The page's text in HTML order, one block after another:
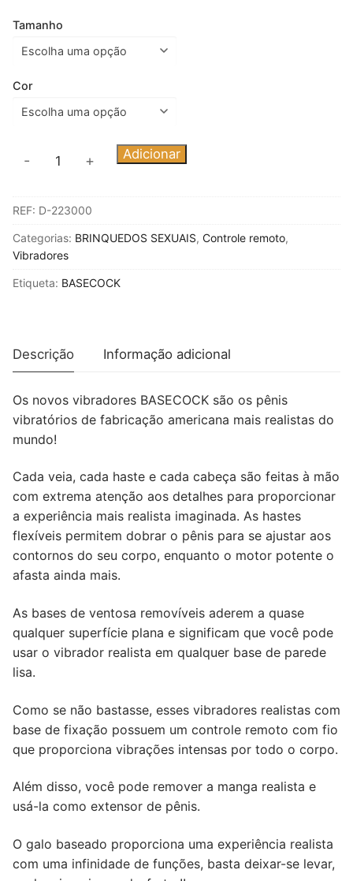
Tamanho
Cor
Quantidade
-
VIBRADOR
REALISTA
REMOTO
TESTÍCULOS
19,5CM
- + Adicionar
REF: D-223000
Categorias: BRINQUEDOS SEXUAIS, Controle remoto,
Vibradores
Etiqueta: BASECOCK
Descrição Informação adicional
Os novos vibradores BASECOCK são os pênis
vibratórios de fabricação americana mais realistas do
mundo!
Cada veia, cada haste e cada cabeça são feitas à mão
com extrema atenção aos detalhes para proporcionar
a experiência mais realista imaginada. As hastes
flexíveis permitem dobrar o pênis para se ajustar aos
contornos do seu corpo, enquanto o motor potente o
afasta ainda mais.
As bases de ventosa removíveis aderem a quase
qualquer superfície plana e significam que você pode
usar o vibrador realista em qualquer base de parede
lisa.
Como se não bastasse, esses vibradores realistas com
base de fixação possuem um controle remoto com fio
que proporciona vibrações intensas por todo o corpo.
Além disso, você pode remover a manga realista e
usá-la como extensor de pênis.
O galo baseado proporciona uma experiência realista
com uma infinidade de funções, basta deixar-se levar,